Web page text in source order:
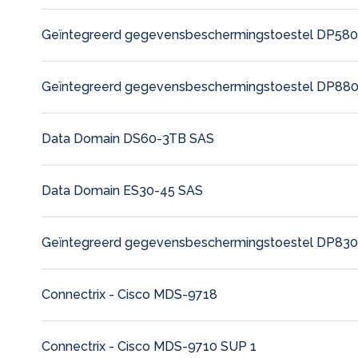
Geïntegreerd gegevensbeschermingstoestel
Geïntegreerd gegevensbeschermingstoestel
Data Domain DS60-3TB SAS
Data Domain ES30-45 SAS
Geïntegreerd gegevensbeschermingstoestel
Connectrix - Cisco MDS-9718
Connectrix - Cisco MDS-9710 SUP 1